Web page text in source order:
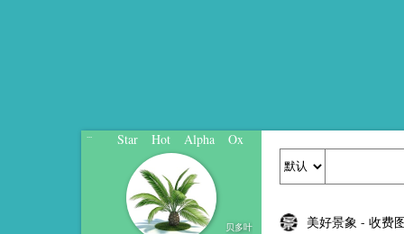
Star Hot Alpha Ox
贝多叶
美好景象 - 收费